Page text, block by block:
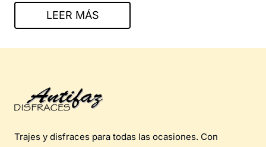
LEER MÁS
Trajes y disfraces para todas las ocasiones. Con